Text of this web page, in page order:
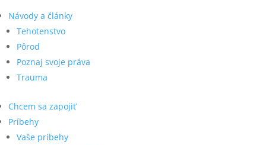
Návody a články
Tehotenstvo
Pôrod
Poznaj svoje práva
Trauma
Chcem sa zapojiť
Príbehy
Vaše príbehy